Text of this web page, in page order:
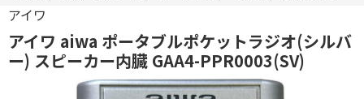
アイワ
アイワ aiwa ポータブルポケットラジオ(シルバ
ー) スピーカー内臓 GAA4-PPR0003(SV)